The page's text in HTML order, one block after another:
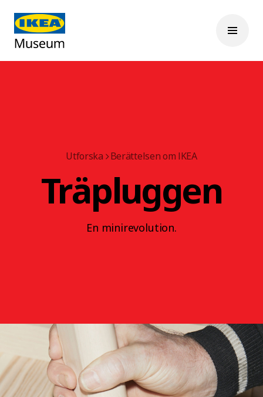
Utforska Berättelsen om IKEA
Träpluggen
En minirevolution.